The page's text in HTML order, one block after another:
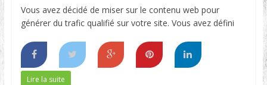
Vous avez décidé de miser sur le contenu web pour
générer du trafic qualifié sur votre site. Vous avez défini
Lire la suite